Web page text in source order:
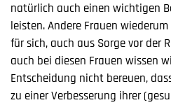
natürlich auch einen wichtigen
leisten. Andere Frauen
für sich, auch aus Sorge vor der
auch bei diesen Frauen wissen
Entscheidung nicht bereuen,
zu einer Verbesserung ihrer